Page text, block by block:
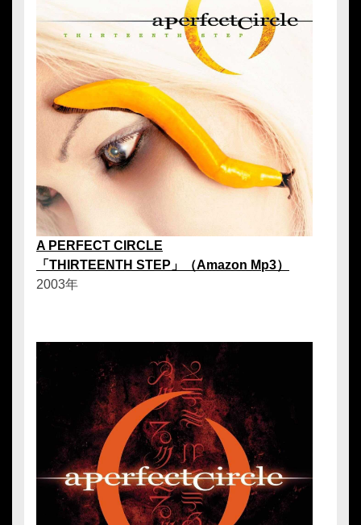
A PERFECT CIRCLE
「THIRTEENTH STEP」（Amazon Mp3）
2003年